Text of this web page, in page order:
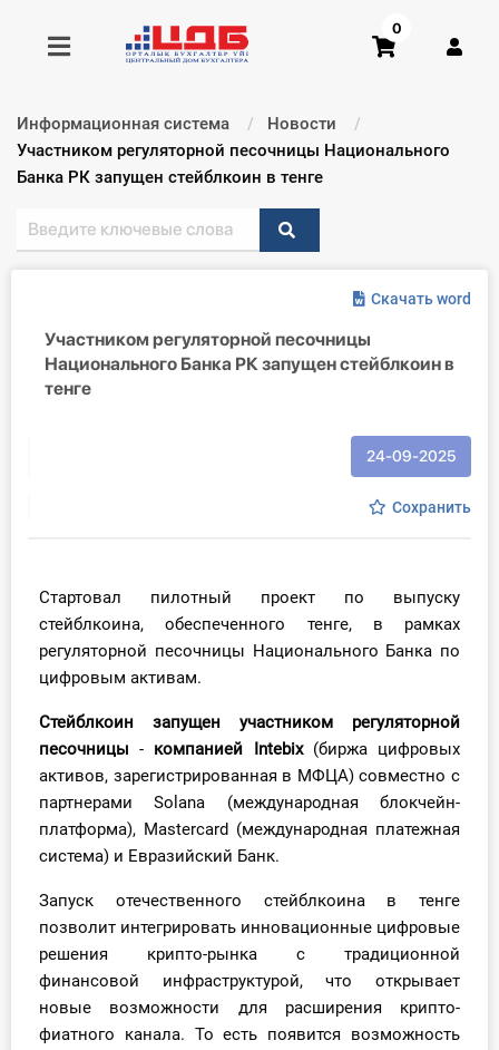
Получить консультацию
Главная ИС
Консультации
Справочник бухгалтера
Практика ИП
Кадры. Труд. Зарплата.
Учет по отраслям
Юридический помощник
Интернет-магазин
О Системе
0
Информационная система
Новости
Текущий:
Участником регуляторной песочницы Национального
Банка РК запущен стейблкоин в тенге
Скачать word
Участником регуляторной песочницы
Национального Банка РК запущен стейблкоин в
тенге
24-09-2025
Сохранить
Стартовал пилотный проект по выпуску
стейблкоина, обеспеченного тенге, в рамках
регуляторной песочницы Национального Банка по
цифровым активам.
Стейблкоин
запущен участником регуляторной
песочницы - компанией Intebix(биржа цифровых
активов, зарегистрированная в МФЦА) совместно с
партнерами Solana (международная блокчейн-
платформа), Mastercard (международная платежная
система) и Евразийский Банк.
Запуск отечественного стейблкоина в тенге
позволит интегрировать инновационные цифровые
решения крипто-рынка с традиционной
финансовой инфраструктурой, что открывает
новые возможности для расширения крипто-
фиатного канала. То есть появится возможность